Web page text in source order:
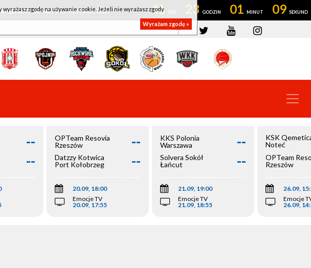
QEMETICA NOTEĆ INOWROCŁAW 41 23 01 09
--
--
OPTeam Resovia
Rzeszów
--
Datzzy Kotwica
Port Kołobrzeg
--
20.09, 18:00
Emocje TV
20.09, 17:55
KKS Polonia
Warszawa
--
Solvera Sokół
Łańcut
--
21.09, 19:00
Emocje TV
21.09, 18:55
KSK
Noteć
Inowrocław
OPTeam
Rzeszów
26.09,
Emocje
26.09,
zgodę na używanie cookie. Jeżeli nie wyrażasz zgody
Wyrażam zgodę »